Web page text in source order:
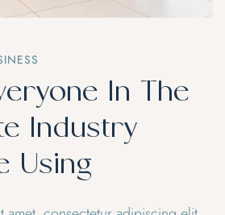
In The
Industry
Using